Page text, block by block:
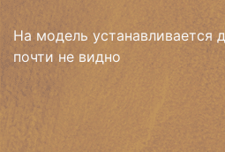
На модель устанавливается
почти не видно